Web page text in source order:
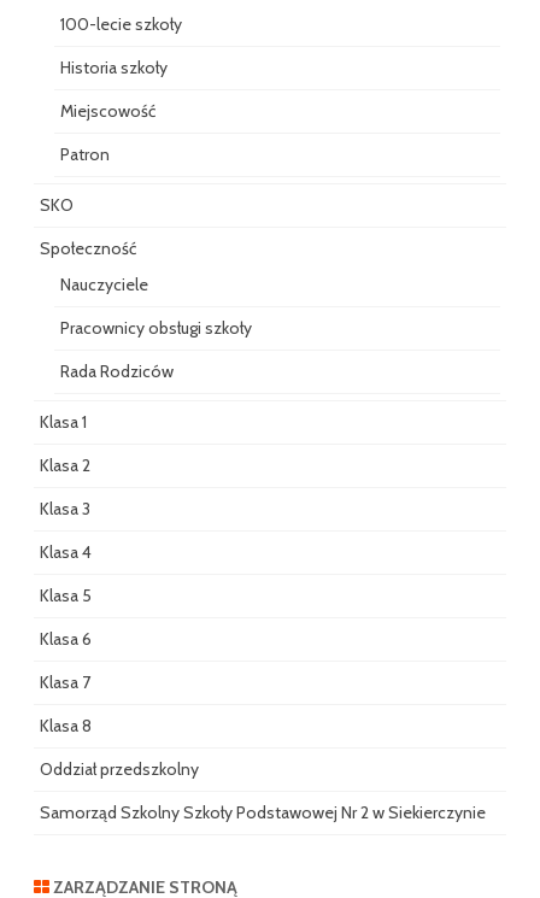
100-lecie szkoły
Historia szkoły
Miejscowość
Patron
SKO
Społeczność
Nauczyciele
Pracownicy obsługi szkoły
Rada Rodziców
Klasa 1
Klasa 2
Klasa 3
Klasa 4
Klasa 5
Klasa 6
Klasa 7
Klasa 8
Oddział przedszkolny
Samorząd Szkolny Szkoły Podstawowej Nr 2 w Siekierczynie
ZARZĄDZANIE STRONĄ